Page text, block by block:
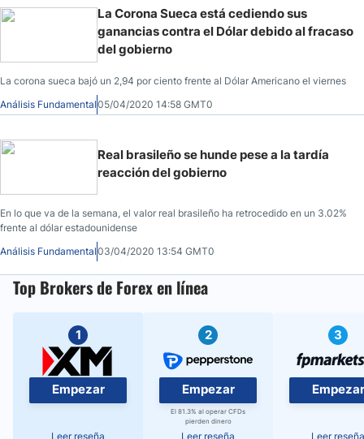
La Corona Sueca está cediendo sus
ganancias contra el Dólar debido al fracaso
del gobierno
La corona sueca bajó un 2,94 por ciento frente al Dólar Americano el viernes
Análisis Fundamental05/04/2020 14:58 GMT0
Real brasileño se hunde pese a la tardía
reacción del gobierno
En lo que va de la semana, el valor real brasileño ha retrocedido en un 3.02%
frente al dólar estadounidense
Análisis Fundamental03/04/2020 13:54 GMT0
Top Brokers de Forex en línea
1
Empezar
Leer reseña
2
Empezar
El 81.3% al operar CFDs
pierden dinero
Leer reseña
3
Empezar
Leer reseña